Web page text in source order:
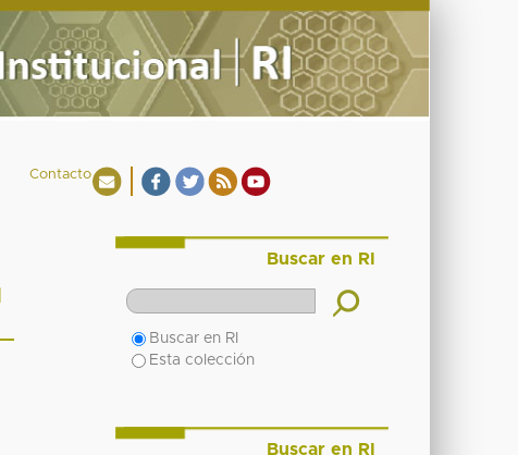
Contacto
Buscar en RI
Buscar en RI
Esta colección
Buscar en RI